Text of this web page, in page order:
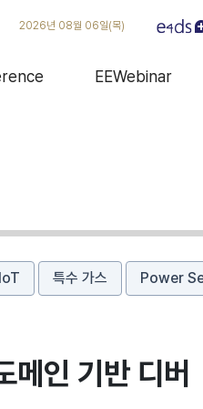
2026년 08월 06일(목)
EEWebinar
특수 가스 Power
메인 기반 디버